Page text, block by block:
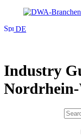
DE
Industry